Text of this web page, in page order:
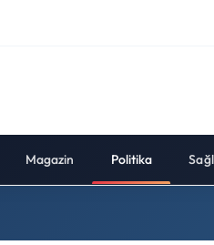
Magazin Politika